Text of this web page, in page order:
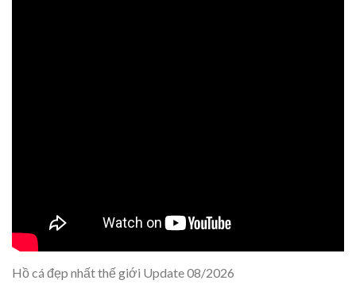
Hồ cá đẹp nhất thế giới Update 08/2026